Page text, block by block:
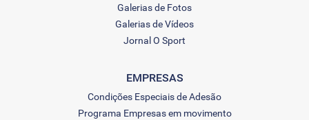
Galerias de Fotos
Galerias de Vídeos
Jornal O Sport
EMPRESAS
Condições Especiais de Adesão
Programa Empresas em movimento